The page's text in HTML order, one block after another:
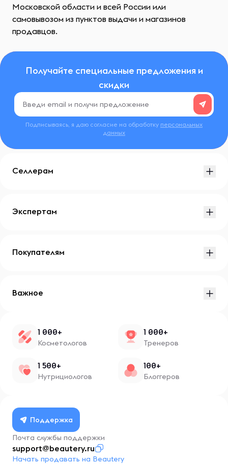
Московской области и всей России или
самовывозом из пунктов выдачи и магазинов
продавцов.
Получайте специальные предложения и
скидки
Подписываясь, я даю согласие на обработку персональных
данных
Селлерам
Экспертам
Покупателям
Важное
1 000+
Косметологов
1 000+
Тренеров
1 500+
Нутрициологов
100+
Блоггеров
Поддержка
Почта службы поддержки
support@beautery.ru
Начать продавать на Beautery